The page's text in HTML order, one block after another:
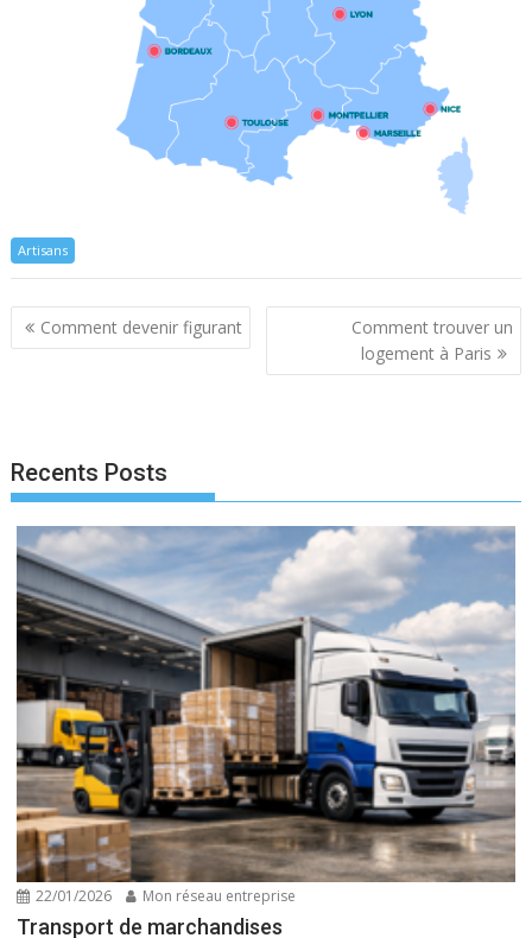
Artisans
Navigation
de
Comment devenir figurant
Comment trouver un
logement à Paris
Recents Posts
22/01/2026 Mon réseau entreprise
Transport de marchandises